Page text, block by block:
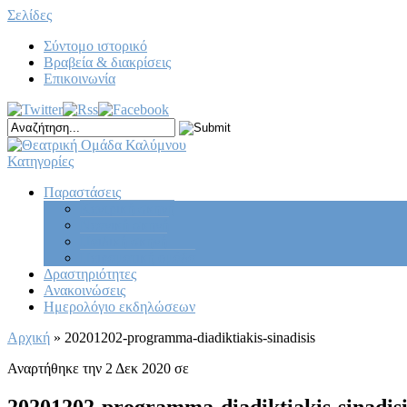
Σελίδες
Σύντομο ιστορικό
Βραβεία & διακρίσεις
Επικοινωνία
Κατηγορίες
Παραστάσεις
Δραστηριότητες
Ανακοινώσεις
Ημερολόγιο εκδηλώσεων
Αρχική » 20201202-programma-diadiktiakis-sinadisis
Αναρτήθηκε την 2 Δεκ 2020 σε